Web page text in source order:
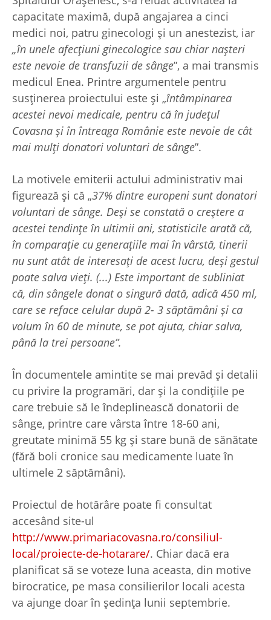
capacitate maximă, după angajarea a cinci
medici noi, patru ginecologi și un anestezist, iar
„în unele afecțiuni ginecologice sau chiar nașteri
este nevoie de transfuzii de sânge”, a mai transmis
medicul Enea. Printre argumentele pentru
susținerea proiectului este și „întâmpinarea
acestei nevoi medicale, pentru că în județul
Covasna și în întreaga Românie este nevoie de cât
mai mulți donatori voluntari de sânge”.
La motivele emiterii actului administrativ mai
figurează și că „37% dintre europeni sunt donatori
voluntari de sânge. Deși se constată o creștere a
acestei tendințe în ultimii ani, statisticile arată că,
în comparație cu generațiile mai în vârstă, tinerii
nu sunt atât de interesați de acest lucru, deși gestul
poate salva vieți. (...) Este important de subliniat
că, din sângele donat o singură dată, adică 450 ml,
care se reface celular după 2- 3 săptămâni și ca
volum în 60 de minute, se pot ajuta, chiar salva,
până la trei persoane”.
În documentele amintite se mai prevăd și detalii
cu privire la programări, dar și la condițiile pe
care trebuie să le îndeplinească donatorii de
sânge, printre care vârsta între 18-60 ani,
greutate minimă 55 kg și stare bună de sănătate
(fără boli cronice sau medicamente luate în
ultimele 2 săptămâni).
Proiectul de hotărâre poate fi consultat
accesând site-ul
http://www.primariacovasna.ro/consiliul-
local/proiecte-de-hotarare/. Chiar dacă era
planificat să se voteze luna aceasta, din motive
birocratice, pe masa consilierilor locali acesta
va ajunge doar în ședința lunii septembrie.